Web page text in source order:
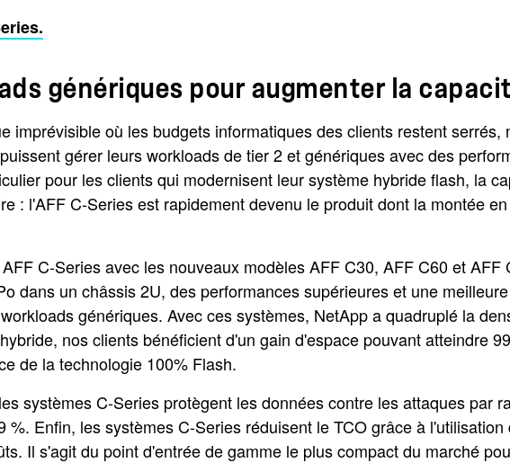
génériques pour augmenter la
imprévisible où les budgets informatiques des clients restent
gérer leurs workloads de tier 2 et génériques avec des
pour les clients qui modernisent leur système hybride flash, la
: l'AFF C-Series est rapidement devenu le produit dont la montée
C-Series avec les nouveaux modèles AFF C30, AFF C60 et
dans un châssis 2U, des performances supérieures et une
génériques. Avec ces systèmes, NetApp a quadruplé la
nos clients bénéficient d'un gain d'espace pouvant atteindre
de la technologie 100% Flash.
systèmes C-Series protègent les données contre les attaques par
Enfin, les systèmes C-Series réduisent le TCO grâce à
Il s'agit du point d'entrée de gamme le plus compact du marché